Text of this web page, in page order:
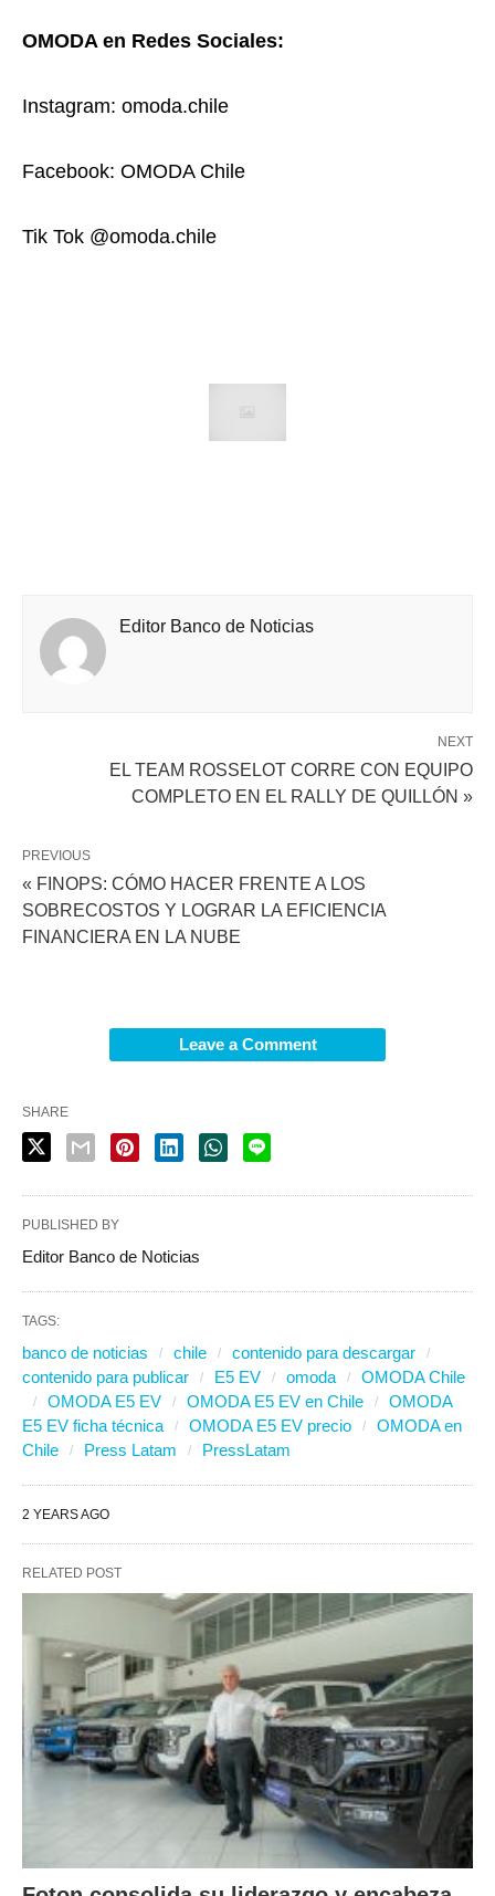
OMODA en Redes Sociales:
Instagram: omoda.chile
Facebook: OMODA Chile
Tik Tok @omoda.chile
Editor Banco de Noticias
NEXT
EL TEAM ROSSELOT CORRE CON EQUIPO
COMPLETO EN EL RALLY DE QUILLÓN »
PREVIOUS
« FINOPS: CÓMO HACER FRENTE A LOS
SOBRECOSTOS Y LOGRAR LA EFICIENCIA
FINANCIERA EN LA NUBE
Leave a Comment
SHARE
PUBLISHED BY
Editor Banco de Noticias
TAGS:
banco de noticias chile
contenido para descargar
contenido para publicar
E5 EV omoda
OMODA Chile
OMODA E5 EV
OMODA E5 EV en Chile
OMODA
E5 EV ficha técnica
OMODA E5 EV precio
OMODA en
Chile
Press Latam PressLatam
2 YEARS AGO
RELATED POST